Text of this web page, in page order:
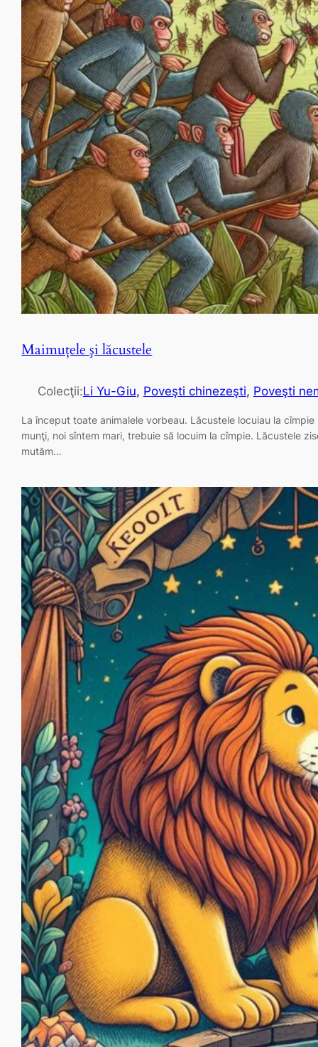
Maimuţele şi lăcustele
Colecţii:Li Yu-Giu, Poveşti chinezeşti, Poveşti
La început toate animalele vorbeau. Lăcustele locuiau la
munţi, noi sîntem mari, trebuie să locuim la cîmpie. Lăcustele
mutăm…